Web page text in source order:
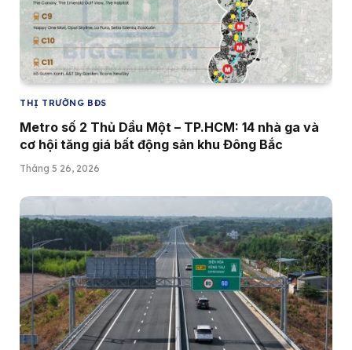
THỊ TRƯỜNG BĐS
Metro số 2 Thủ Dầu Một – TP.HCM: 14 nhà ga và
cơ hội tăng giá bất động sản khu Đông Bắc
Tháng 5 26, 2026